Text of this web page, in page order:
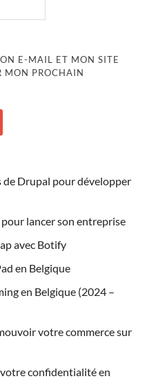
E-MAIL ET MON SITE
MON PROCHAIN
Drupal pour développer
lancer son entreprise
avec Botify
en Belgique
en Belgique (2024 –
votre commerce sur
confidentialité en